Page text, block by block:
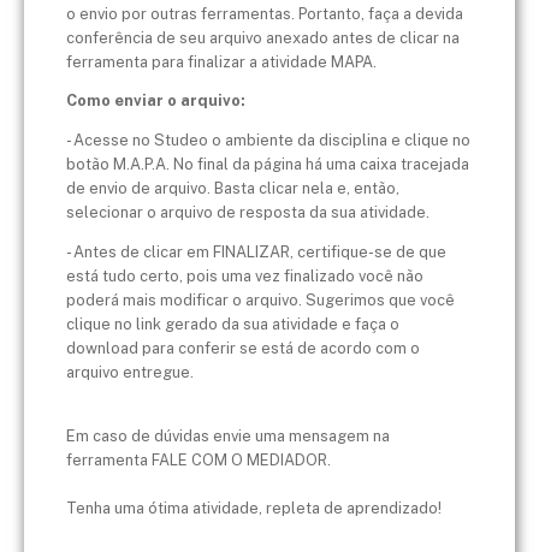
o envio por outras ferramentas. Portanto, faça a devida
conferência de seu arquivo anexado antes de clicar na
ferramenta para finalizar a atividade MAPA.
Como enviar o arquivo:
- Acesse no Studeo o ambiente da disciplina e clique no
botão M.A.P.A. No final da página há uma caixa tracejada
de envio de arquivo. Basta clicar nela e, então,
selecionar o arquivo de resposta da sua atividade.
- Antes de clicar em FINALIZAR, certifique-se de que
está tudo certo, pois uma vez finalizado você não
poderá mais modificar o arquivo. Sugerimos que você
clique no link gerado da sua atividade e faça o
download para conferir se está de acordo com o
arquivo entregue.
Em caso de dúvidas envie uma mensagem na
ferramenta FALE COM O MEDIADOR.
Tenha uma ótima atividade, repleta de aprendizado!